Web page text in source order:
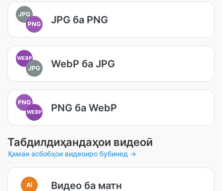
JPG
PNG
JPG ба PNG
WEBP
JPG WebP ба JPG
PNG
WEBP PNG ба WebP
Табдилдиҳандаҳои видеоӣ
Ҳамаи асбобҳои видеоиро бубинед →
AI Видео ба матн